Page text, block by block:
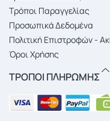
Τρόποι Παραγγελίας
Προσωπικά Δεδομένα
Πολιτική Επιστροφών -
Όροι Χρήσης
ΤΡΟΠΟΙ ΠΛΗΡΩΜΗΣ